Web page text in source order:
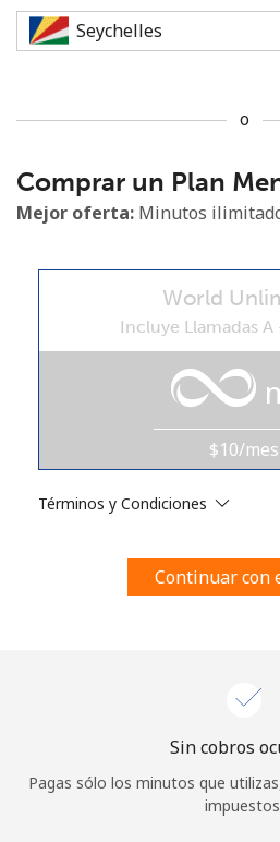
No
Mínimo 8 caracteres
Una letra mayúscula y una
Un número
estosTérminos y condiciones.
Únete
¡Hola!
Inicia sesión o
o
Comprar un Plan
Mejor oferta: Minutos
World
Incluye Llamadas A
$10/mes
Términos y Condiciones
Continuar con
Sin cobros
Pagas sólo los minutos que